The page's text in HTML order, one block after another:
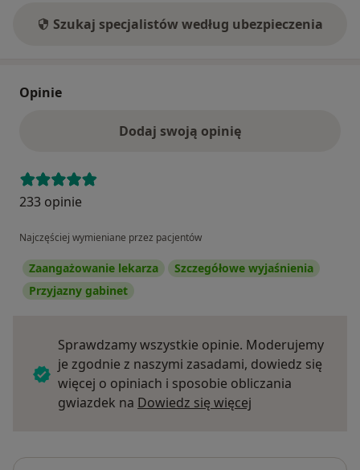
Szukaj specjalistów według ubezpieczenia
Opinie
Dodaj swoją opinię
233 opinie
Najczęściej wymieniane przez pacjentów
Zaangażowanie lekarza
Szczegółowe wyjaśnienia
Przyjazny gabinet
Sprawdzamy wszystkie opinie. Moderujemy
je zgodnie z naszymi zasadami, dowiedz się
więcej o opiniach i sposobie obliczania
gwiazdek na Dowiedz się więcej